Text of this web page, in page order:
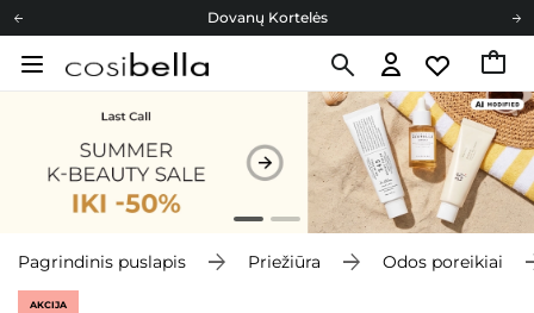
Dovanų Kortelės
Cosibella lojalumo programa
Dovanų Kortelės
Pagrindinis puslapis Priežiūra Odos poreikiai
AKCIJA